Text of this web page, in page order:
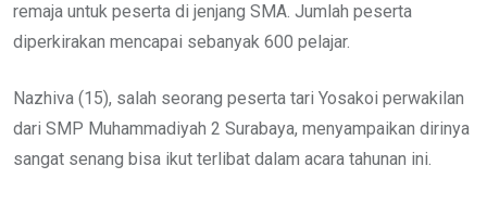
remaja untuk peserta di jenjang SMA. Jumlah peserta
diperkirakan mencapai sebanyak 600 pelajar.
Nazhiva (15), salah seorang peserta tari Yosakoi perwakilan
dari SMP Muhammadiyah 2 Surabaya, menyampaikan dirinya
sangat senang bisa ikut terlibat dalam acara tahunan ini.